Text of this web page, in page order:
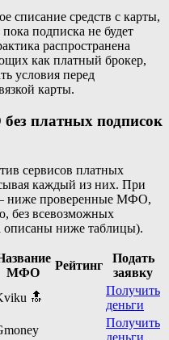
списание средств с карты,
подписка не будет
распространена
как платный брокер,
условия перед
карты.
платных подписок
сервисов платных
каждый из них. При
ниже проверенные МФО,
без всевозможных
описаны ниже таблицы).
МФО
Рейтинг
Подать
заявку
🔝
Получить
деньги
Получить
деньги